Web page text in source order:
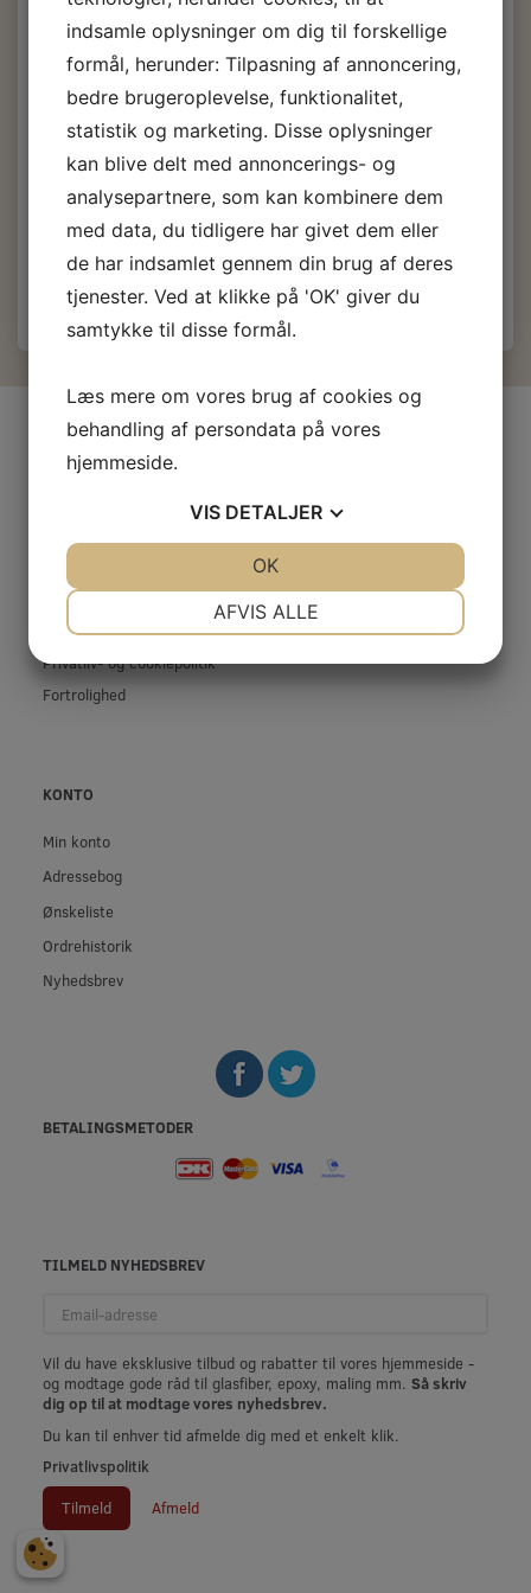
spande.
4,00 DKKm/Moms
3,20 DKKu/Moms )
Køb25eller flere til3,50 DKK(2,80 DKK
Køb
eller flere til 2,75 DKK 2,20 DKK
Læg i kurv
INFORMATIONER
Firma profil
Betingelser & Vilkår
Fortrydelsesret
Privatliv- og cookiepolitik
Fortrolighed
KONTO
Min konto
Adressebog
Ønskeliste
Ordrehistorik
Nyhedsbrev
BETALINGSMETODER
TILMELD NYHEDSBREV
adresse
Vil du have eksklusive tilbud og rabatter til vores hjemmeside -
og modtage gode råd til glasfiber, epoxy, maling mm. Så skriv
dig op til at modtage vores nyhedsbrev.
Du kan til enhver tid afmelde dig med et enkelt klik.
Privatlivspolitik
Tilmeld Afmeld
indsamle oplysninger om dig til forskellige
formål, herunder: Tilpasning af annoncering,
bedre brugeroplevelse, funktionalitet,
statistik og marketing. Disse oplysninger
kan blive delt med annoncerings- og
analysepartnere, som kan kombinere dem
med data, du tidligere har givet dem eller
de har indsamlet gennem din brug af deres
tjenester. Ved at klikke på 'OK' giver du
samtykke til disse formål.
Læs mere om vores brug af cookies og
behandling af persondata på vores
hjemmeside.
VIS DETALJER
AFVIS ALLE
OK